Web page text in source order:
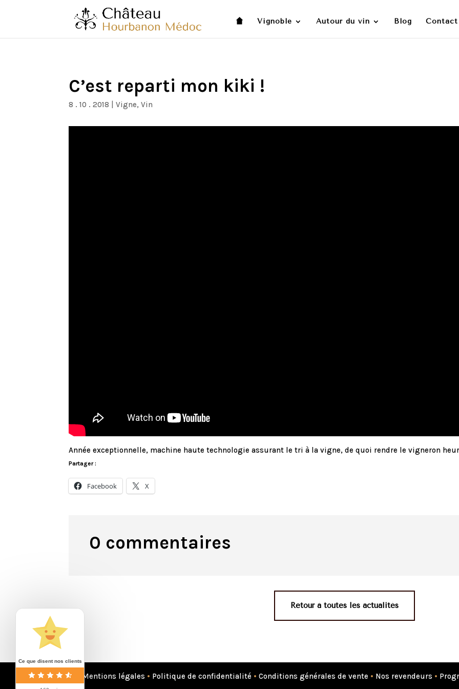
Vignoble Autour du vin Blog Contact
C’est reparti mon kiki !
8 . 10 . 2018 |Vigne,Vin
Année exceptionnelle, machine haute technologie assurant le tri à la vigne, de quoi rendre le vigneron
Partager :
Facebook X
0 commentaires
Retour à toutes les actualités
Mentions légales • Politique de confidentialité • Conditions générales de vente • Nos revendeurs •
Ce que disent nos clients